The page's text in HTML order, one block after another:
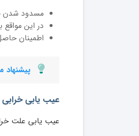
مسدود شدن
در این مواقع
اطمینان
عیب یابی
عیب یابی علت